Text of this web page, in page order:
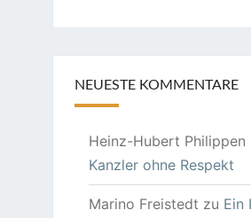
NEUESTE KOMMENTARE
Heinz-Hubert Philippen
Kanzler ohne Respekt
Marino Freistedt zu Ein